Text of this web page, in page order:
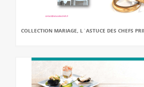
COLLECTION MARIAGE, L`ASTUCE DES CHEFS